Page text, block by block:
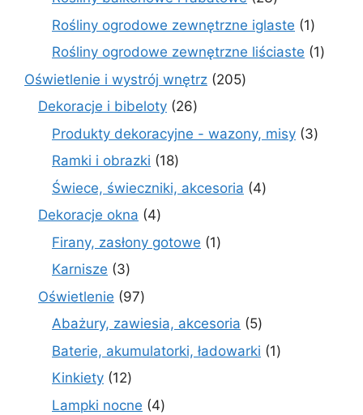
produkty
Rośliny ogrodowe zewnętrzne iglaste 11
produkt
Rośliny ogrodowe zewnętrzne liściaste 11
Oświetlenie i wystrój wnętrz 205205
Dekoracje i bibeloty 2626
Produkty dekoracyjne - wazony, misy 33
Ramki i obrazki 1818
produktów
Świece, świeczniki, akcesoria 44
Dekoracje okna 44
produkty
Firany, zasłony gotowe 11
Karnisze 33
produkty
Oświetlenie 9797
produktów
Abażury, zawiesia, akcesoria 55
produktów
Baterie, akumulatorki, ładowarki 11
Kinkiety 1212
produktów
Lampki nocne 44